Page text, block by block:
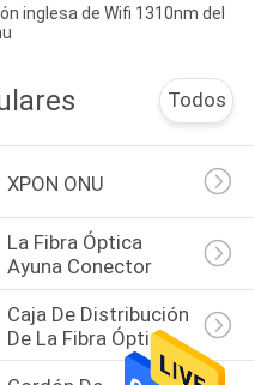
inglesa de Wifi 1310nm del
Todos
XPON ONU
La Fibra Óptica
Ayuna Conector
Caja De Distribución
De La Fibra Óptica